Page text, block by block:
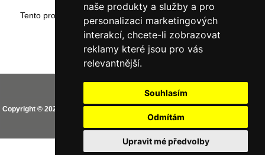
naše produkty a služby a pro
personalizaci marketingových
interakcí,chcete-li zobrazovat
reklamy které jsou pro vás
relevantnější.
Souhlasím
Odmítám
Upravit mé předvolby
Tento produkt byl přidán do našeho katalogu dne pondělí 02
května, 2022.
Vaše IP adresa je: 216.73.217.81
Copyright © 2026 CEMO shop (PREMIUM partner CEMO GmbH)
. Provozováno
Zen Cart
Aktualizovat nastavení Cookies